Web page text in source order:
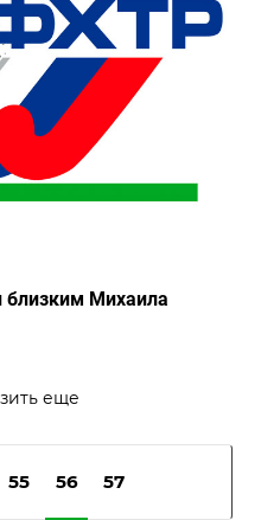
близким Михаила
еще
55 56 57